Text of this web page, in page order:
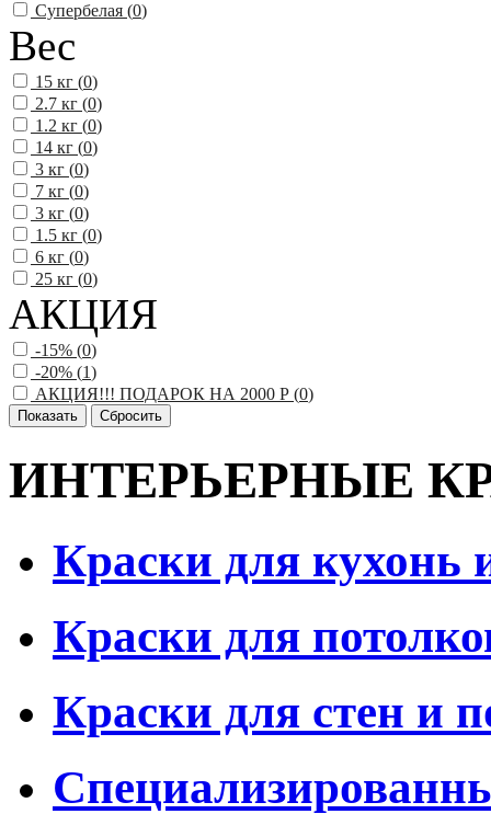
Супербелая (0)
Вес
15 кг (0)
2.7 кг (0)
1.2 кг (0)
14 кг (0)
3 кг (0)
7 кг (0)
3 кг (0)
1.5 кг (0)
6 кг (0)
25 кг (0)
АКЦИЯ
-15% (0)
-20% (1)
АКЦИЯ!!! ПОДАРОК НА 2000 Р (0)
ИНТЕРЬЕРНЫЕ
Краски для кухонь
Краски для
Краски для стен и